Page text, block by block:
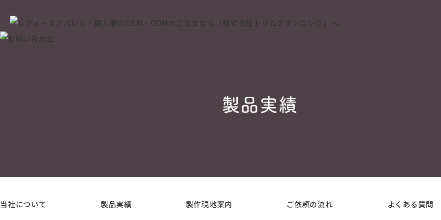
製品実績
当社について 製品実績 製作現地案内 ご依頼の流れ よくある質問